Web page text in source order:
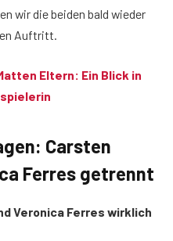
wir die beiden bald wieder
Auftritt.
Eltern: Ein Blick in
Carsten
Ferres getrennt
Veronica Ferres wirklich